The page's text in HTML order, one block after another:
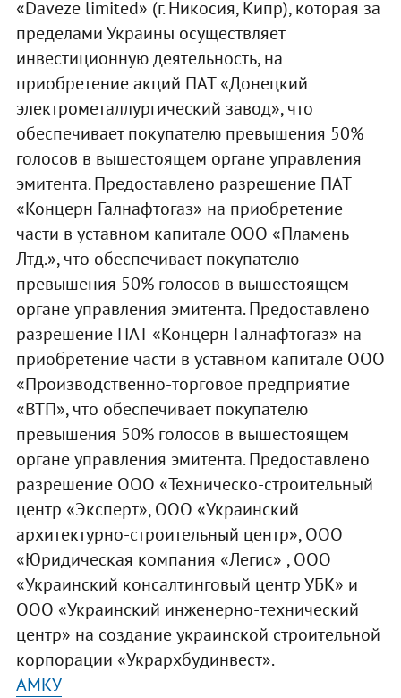
«Daveze limited» (г. Никосия, Кипр), которая за
пределами Украины осуществляет
инвестиционную деятельность, на
приобретение акций ПАТ «Донецкий
электрометаллургический завод», что
обеспечивает покупателю превышения 50%
голосов в вышестоящем органе управления
эмитента. Предоставлено разрешение ПАТ
«Концерн Галнафтогаз» на приобретение
части в уставном капитале ООО «Пламень
Лтд.», что обеспечивает покупателю
превышения 50% голосов в вышестоящем
органе управления эмитента. Предоставлено
разрешение ПАТ «Концерн Галнафтогаз» на
приобретение части в уставном капитале ООО
«Производственно-торговое предприятие
«ВТП», что обеспечивает покупателю
превышения 50% голосов в вышестоящем
органе управления эмитента. Предоставлено
разрешение ООО «Техническо-строительный
центр «Эксперт», ООО «Украинский
архитектурно-строительный центр», ООО
«Юридическая компания «Легис» , ООО
«Украинский консалтинговый центр УБК» и
ООО «Украинский инженерно-технический
центр» на создание украинской строительной
корпорации «Укрархбудинвест».
АМКУ